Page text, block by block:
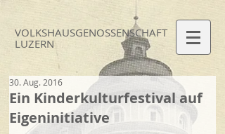
VOLKSHAUSGENOSSENSCHAFT
LUZERN
Ein Kinderkulturfestival auf
Eigeninitiative
30. Aug. 2016